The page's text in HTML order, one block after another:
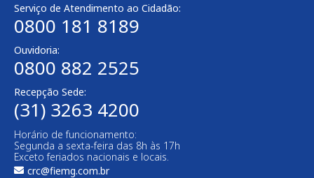
Serviço de Atendimento ao Cidadão:
0800 181 8189
Ouvidoria:
0800 882 2525
Recepção Sede:
(31) 3263 4200
Horário de funcionamento:
Segunda a sexta-feira das 8h às 17h
Exceto feriados nacionais e locais.
crc@fiemg.com.br